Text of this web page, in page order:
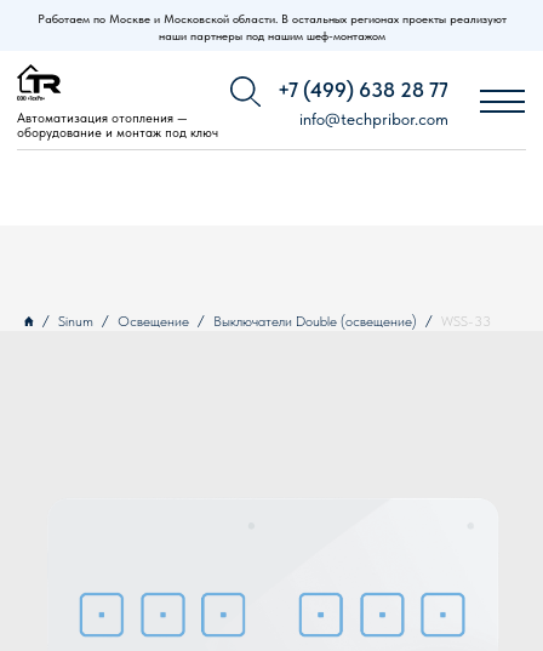
Работаем по Москве и Московской области. В остальных регионах проекты реализуют
наши партнеры под нашим шеф-монтажом
info@techpribor.com
Автоматизация отопления —
оборудование и монтаж под ключ
Sinum Освещение Выключатели Double (освещение) WSS-33